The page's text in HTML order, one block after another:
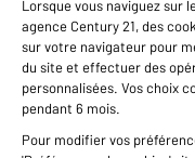
International
Nous contacter